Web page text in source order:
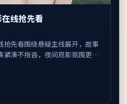
线抢先看
抢先看围绕悬疑主线展开，故事
紧凑不拖沓，夜间观影氛围更